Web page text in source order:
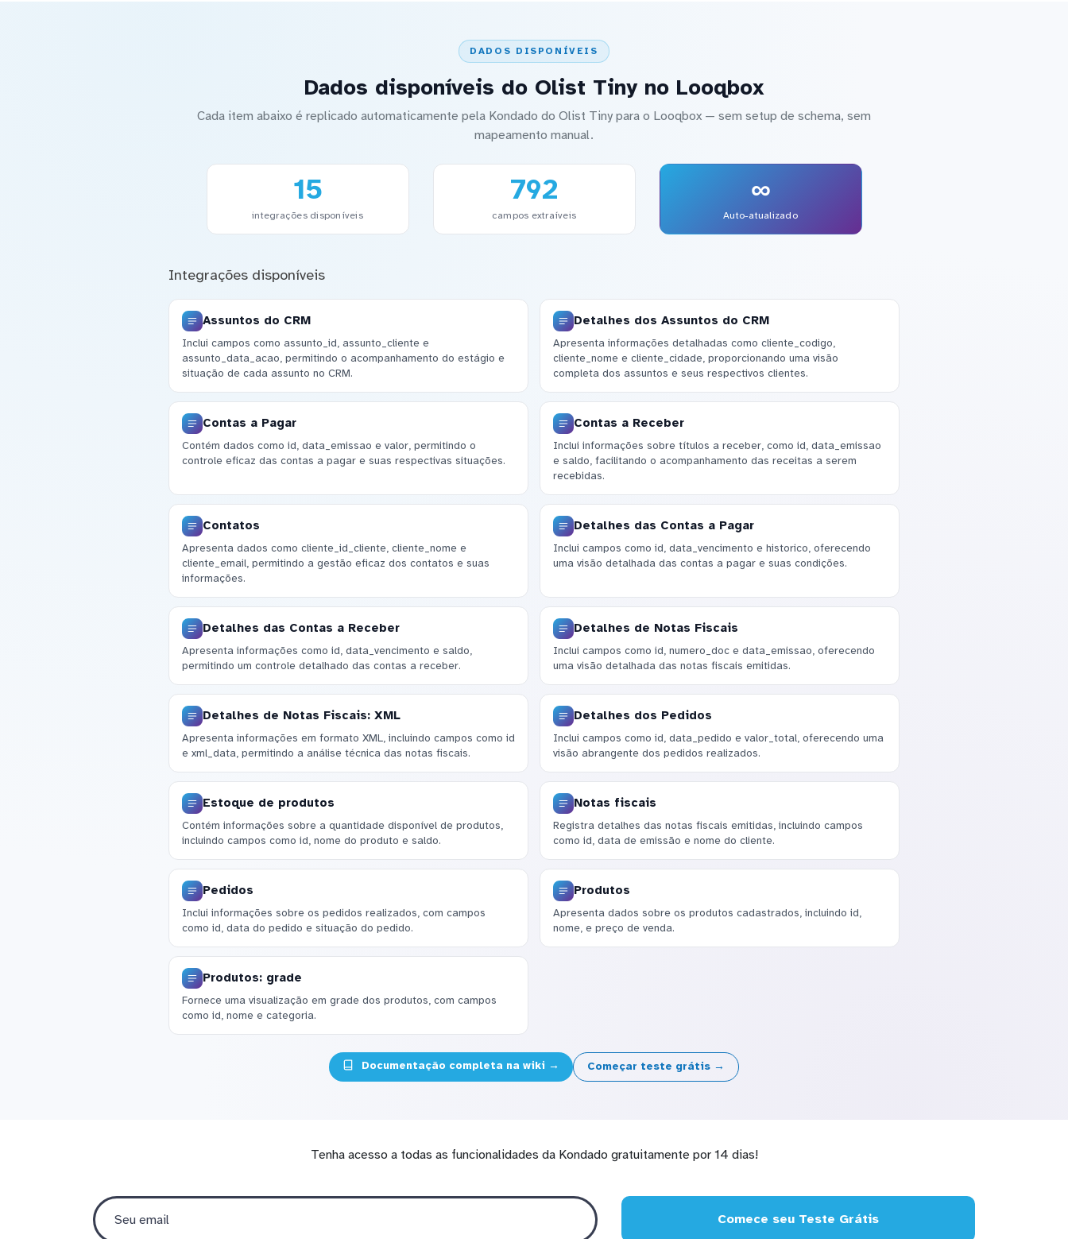
DADOS DISPONÍVEIS
Dados disponíveis do Olist Tiny no Looqbox
Cada item abaixo é replicado automaticamente pela Kondado do Olist Tiny para o Looqbox — sem setup de schema, sem
mapeamento manual.
15
integrações disponíveis
792
campos extraíveis
∞
Auto-atualizado
Integrações disponíveis
Assuntos do CRM
Inclui campos como assunto_id, assunto_cliente e
assunto_data_acao, permitindo o acompanhamento do estágio e
situação de cada assunto no CRM.
Detalhes dos Assuntos do CRM
Apresenta informações detalhadas como cliente_codigo,
cliente_nome e cliente_cidade, proporcionando uma visão
completa dos assuntos e seus respectivos clientes.
Contas a Pagar
Contém dados como id, data_emissao e valor, permitindo o
controle eficaz das contas a pagar e suas respectivas situações.
Contas a Receber
Inclui informações sobre títulos a receber, como id, data_emissao
e saldo, facilitando o acompanhamento das receitas a serem
recebidas.
Contatos
Apresenta dados como cliente_id_cliente, cliente_nome e
cliente_email, permitindo a gestão eficaz dos contatos e suas
informações.
Detalhes das Contas a Pagar
Inclui campos como id, data_vencimento e historico, oferecendo
uma visão detalhada das contas a pagar e suas condições.
Detalhes das Contas a Receber
Apresenta informações como id, data_vencimento e saldo,
permitindo um controle detalhado das contas a receber.
Detalhes de Notas Fiscais
Inclui campos como id, numero_doc e data_emissao, oferecendo
uma visão detalhada das notas fiscais emitidas.
Detalhes de Notas Fiscais: XML
Apresenta informações em formato XML, incluindo campos como id
e xml_data, permitindo a análise técnica das notas fiscais.
Detalhes dos Pedidos
Inclui campos como id, data_pedido e valor_total, oferecendo uma
visão abrangente dos pedidos realizados.
Estoque de produtos
Contém informações sobre a quantidade disponível de produtos,
incluindo campos como id, nome do produto e saldo.
Notas fiscais
Registra detalhes das notas fiscais emitidas, incluindo campos
como id, data de emissão e nome do cliente.
Pedidos
Inclui informações sobre os pedidos realizados, com campos
como id, data do pedido e situação do pedido.
Produtos
Apresenta dados sobre os produtos cadastrados, incluindo id,
nome, e preço de venda.
Produtos: grade
Fornece uma visualização em grade dos produtos, com campos
como id, nome e categoria.
Documentação completa na wiki → Começar teste grátis →
Tenha acesso a todas as funcionalidades da Kondado gratuitamente por 14 dias!
Comece seu Teste Grátis